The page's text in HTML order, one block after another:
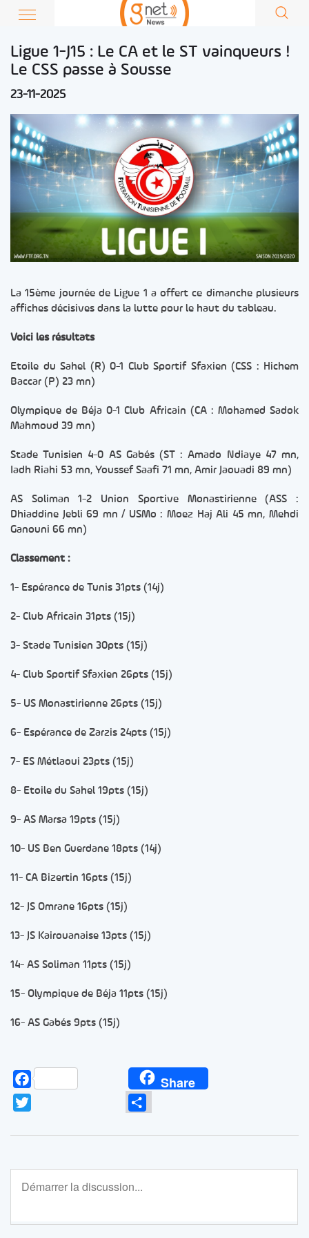
Ligue 1-J15 : Le CA et le ST vainqueurs !
Le CSS passe à Sousse
23-11-2025
La 15ème journée de Ligue 1 a offert ce dimanche plusieurs
affiches décisives dans la lutte pour le haut du tableau.
Voici les résultats
Etoile du Sahel (R) 0-1 Club Sportif Sfaxien (CSS : Hichem
Baccar (P) 23 mn)
Olympique de Béja 0-1 Club Africain (CA : Mohamed Sadok
Mahmoud 39 mn)
Stade Tunisien 4-0 AS Gabés (ST : Amado Ndiaye 47 mn,
Iadh Riahi 53 mn, Youssef Saafi 71 mn, Amir Jaouadi 89 mn)
AS Soliman 1-2 Union Sportive Monastirienne (ASS :
Dhiaddine Jebli 69 mn / USMo : Moez Haj Ali 45 mn, Mehdi
Ganouni 66 mn)
Classement :
1- Espérance de Tunis 31pts (14j)
2- Club Africain 31pts (15j)
3- Stade Tunisien 30pts (15j)
4- Club Sportif Sfaxien 26pts (15j)
5- US Monastirienne 26pts (15j)
6- Espérance de Zarzis 24pts (15j)
7- ES Métlaoui 23pts (15j)
8- Etoile du Sahel 19pts (15j)
9- AS Marsa 19pts (15j)
10- US Ben Guerdane 18pts (14j)
11- CA Bizertin 16pts (15j)
12- JS Omrane 16pts (15j)
13- JS Kairouanaise 13pts (15j)
14- AS Soliman 11pts (15j)
15- Olympique de Béja 11pts (15j)
16- AS Gabés 9pts (15j)
Facebook Share
Partager